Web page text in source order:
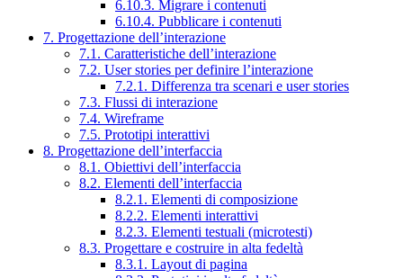
6.10.3. Migrare i contenuti
6.10.4. Pubblicare i contenuti
7. Progettazione dell’interazione
7.1. Caratteristiche dell’interazione
7.2. User stories per definire l’interazione
7.2.1. Differenza tra scenari e user stories
7.3. Flussi di interazione
7.4. Wireframe
7.5. Prototipi interattivi
8. Progettazione dell’interfaccia
8.1. Obiettivi dell’interfaccia
8.2. Elementi dell’interfaccia
8.2.1. Elementi di composizione
8.2.2. Elementi interattivi
8.2.3. Elementi testuali (microtesti)
8.3. Progettare e costruire in alta fedeltà
8.3.1. Layout di pagina